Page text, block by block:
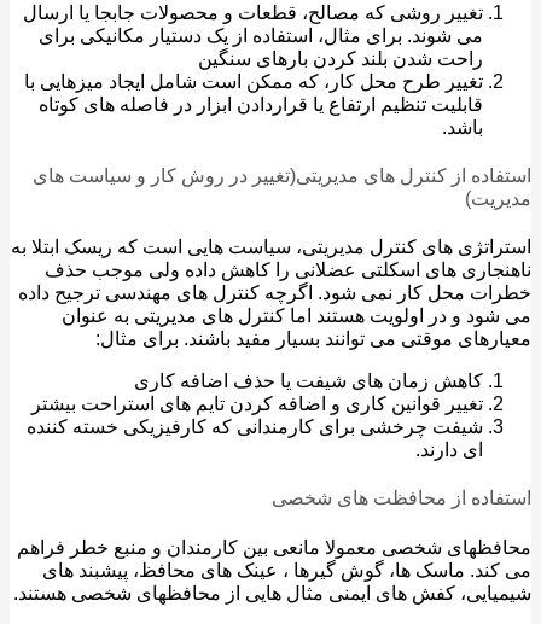
تغییر روشی که مصالح، قطعات و محصولات جابجا یا ارسال
می شوند. برای مثال، استفاده از یک دستیار مکانیکی برای
راحت شدن بلند کردن بارهای سنگین
تغییر طرح محل کار، که ممکن است شامل ایجاد میزهایی با
قابلیت تنظیم ارتفاع یا قراردادن ابزار در فاصله های کوتاه
باشد.
از کنترل های مدیریتی(تغییر در روش کار و سیاست های
های کنترل مدیریتی، سیاست هایی است که ریسک ابتلا به
های اسکلتی عضلانی را کاهش داده ولی موجب حذف
محل کار نمی شود. اگرچه کنترل های مهندسی ترجیح داده
و در اولویت هستند اما کنترل های مدیریتی به عنوان
موقتی می توانند بسیار مفید باشند. برای مثال:
کاهش زمان های شیفت یا حذف اضافه کاری
تغییر قوانین کاری و اضافه کردن تایم های استراحت بیشتر
شیفت چرخشی برای کارمندانی که کارفیزیکی خسته کننده
ای دارند.
از محافظت های شخصی
شخصی معمولا مانعی بین کارمندان و منبع خطر فراهم
ماسک ها، گوش گیرها ، عینک های محافظ، پیشبند های
کفش های ایمنی مثال هایی از محافظهای شخصی هستند.